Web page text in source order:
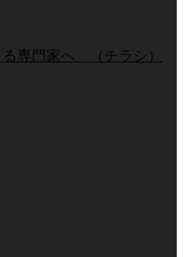
専門家へ （チラシ）